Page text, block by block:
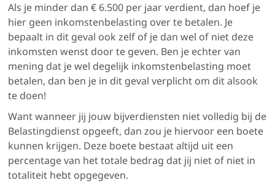
Als je minder dan € 6.500 per jaar verdient, dan hoef je
hier geen inkomstenbelasting over te betalen. Je
bepaalt in dit geval ook zelf of je dan wel of niet deze
inkomsten wenst door te geven. Ben je echter van
mening dat je wel degelijk inkomstenbelasting moet
betalen, dan ben je in dit geval verplicht om dit alsook
te doen!
Want wanneer jij jouw bijverdiensten niet volledig bij de
Belastingdienst opgeeft, dan zou je hiervoor een boete
kunnen krijgen. Deze boete bestaat altijd uit een
percentage van het totale bedrag dat jij niet of niet in
totaliteit hebt opgegeven.